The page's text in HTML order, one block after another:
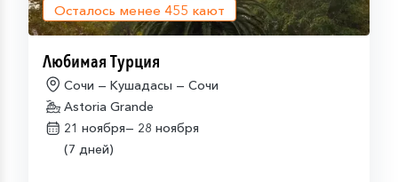
Осталось менее 455 кают
Любимая Турция
Сочи — Кушадасы — Сочи
Astoria Grande
21 ноября— 28 ноября
(7 дней)